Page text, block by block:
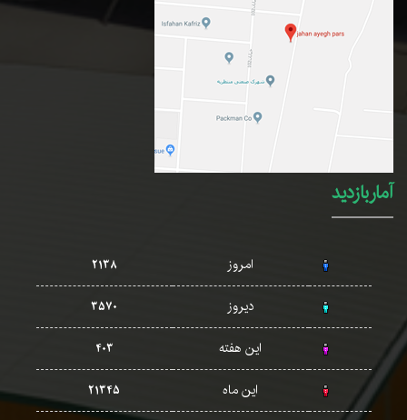
آماربازدید
امروز
2138
دیروز
3570
این هفته
403
این ماه
21345